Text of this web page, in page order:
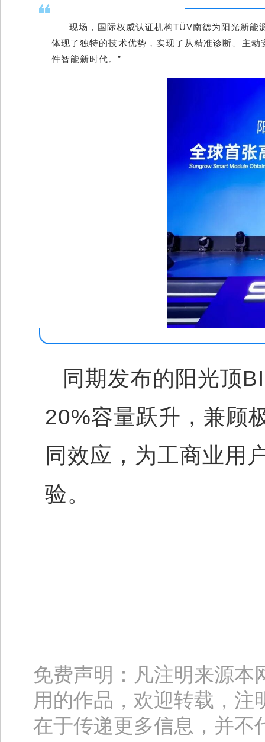
现场，国际权威认证机构TÜV南德为阳光新能
体现了独特的技术优势，实现了从精准诊断、主
件智能新时代。”
同期发布的阳光顶
20%容量跃升，兼顾
同效应，为工商业用
验。
免费声明：凡注明来源本
用的作品，欢迎转载，
在于传递更多信息，并不